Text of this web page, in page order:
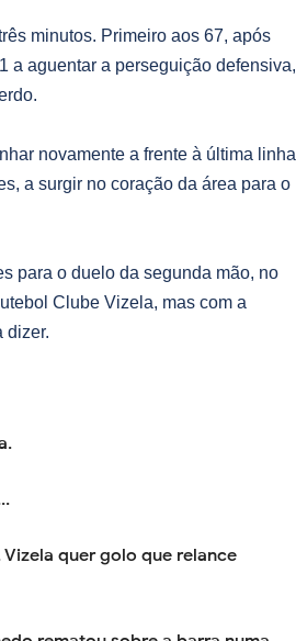
minutos. Primeiro aos 67, após
a aguentar a perseguição defensiva,
novamente a frente à última linha
a surgir no coração da área para o
para o duelo da segunda mão, no
Clube Vizela, mas com a
dizer.
quer golo que relance